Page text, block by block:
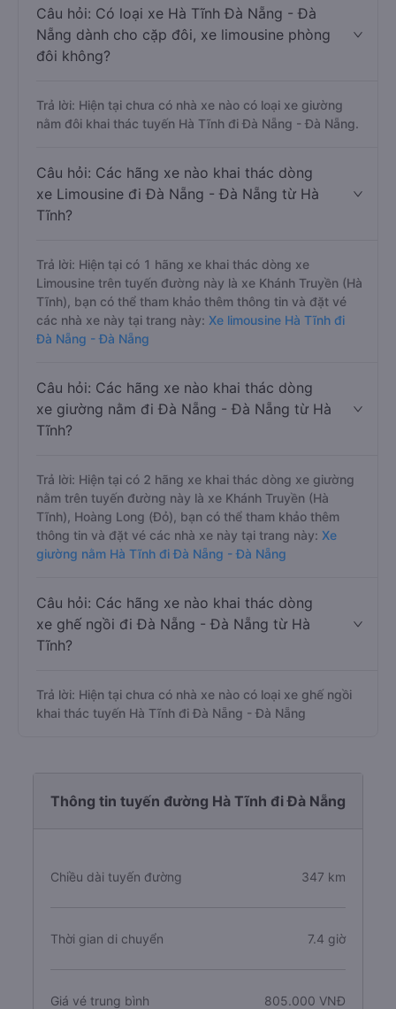
Câu hỏi: Có loại xe Hà Tĩnh Đà Nẵng - Đà
Nẵng dành cho cặp đôi, xe limousine phòng
đôi không?
Trả lời: Hiện tại chưa có nhà xe nào có loại xe giường
nằm đôi khai thác tuyến Hà Tĩnh đi Đà Nẵng - Đà Nẵng.
Câu hỏi: Các hãng xe nào khai thác dòng
xe Limousine đi Đà Nẵng - Đà Nẵng từ Hà
Tĩnh?
Trả lời: Hiện tại có 1 hãng xe khai thác dòng xe
Limousine trên tuyến đường này là xe Khánh Truyền (Hà
Tĩnh), bạn có thể tham khảo thêm thông tin và đặt vé
các nhà xe này tại trang này: Xe limousine Hà Tĩnh đi
Đà Nẵng - Đà Nẵng
Câu hỏi: Các hãng xe nào khai thác dòng
xe giường nằm đi Đà Nẵng - Đà Nẵng từ Hà
Tĩnh?
Trả lời: Hiện tại có 2 hãng xe khai thác dòng xe giường
nằm trên tuyến đường này là xe Khánh Truyền (Hà
Tĩnh), Hoàng Long (Đỏ), bạn có thể tham khảo thêm
thông tin và đặt vé các nhà xe này tại trang này: Xe
giường nằm Hà Tĩnh đi Đà Nẵng - Đà Nẵng
Câu hỏi: Các hãng xe nào khai thác dòng
xe ghế ngồi đi Đà Nẵng - Đà Nẵng từ Hà
Tĩnh?
Trả lời: Hiện tại chưa có nhà xe nào có loại xe ghế ngồi
khai thác tuyến Hà Tĩnh đi Đà Nẵng - Đà Nẵng
Thông tin tuyến đường Hà Tĩnh đi Đà Nẵng
Chiều dài tuyến đường 347 km
Thời gian di chuyển 7.4 giờ
Giá vé trung bình 805.000 VNĐ